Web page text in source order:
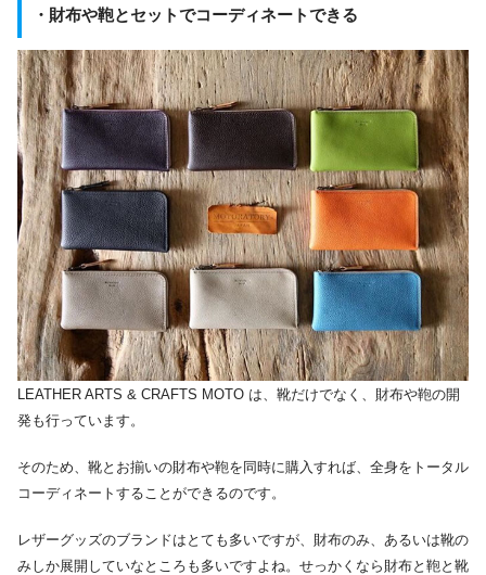
・財布や鞄とセットでコーディネートできる
LEATHER ARTS & CRAFTS MOTO は、靴だけでなく、財布や鞄の開
発も行っています。
そのため、靴とお揃いの財布や鞄を同時に購入すれば、全身をトータル
コーディネートすることができるのです。
レザーグッズのブランドはとても多いですが、財布のみ、あるいは靴の
みしか展開していなところも多いですよね。せっかくなら財布と鞄と靴